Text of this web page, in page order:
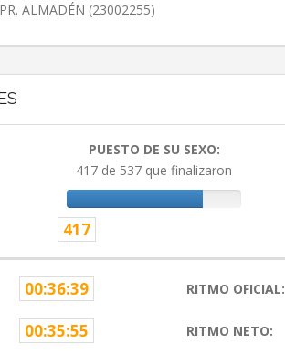
ALMADÉN (23002255)
PUESTO DE SU SEXO:
417 de 537 que finalizaron
417
00:36:39 RITMO OFICIAL:
00:35:55 RITMO NETO: